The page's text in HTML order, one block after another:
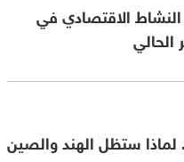
النشاط الاقتصادي في
الحالي
ستظل الهند والصين